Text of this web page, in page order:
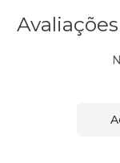
Avaliações